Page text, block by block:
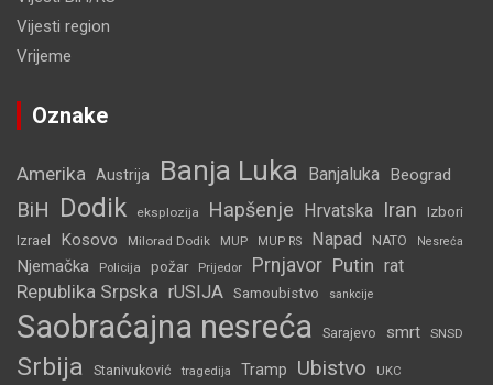
Vijesti region
Vrijeme
Oznake
Amerika Austrija Banja Luka Banjaluka Beograd
BiH Dodik eksplozija Hapšenje Hrvatska Iran Izbori
Izrael Kosovo Milorad Dodik MUP MUP RS Napad NATO Nesreća
Njemačka Policija požar Prijedor Prnjavor Putin rat
Republika Srpska rUSIJA Samoubistvo sankcije
Saobraćajna nesreća Sarajevo smrt SNSD
Srbija Stanivuković tragedija Tramp Ubistvo UKC